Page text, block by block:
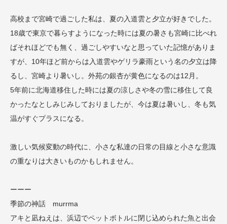
高校まで宮崎で過ごした私は、夏の入道雲と夕立が好きでした。
18歳で東京で暮らすようになった時には夏の暑さも宮崎に比べれ
ばそれほどでも無く、過ごしやすいなと思っていた記憶がありま
すが、10年ほど前からは入道雲やゲリラ豪雨という名の夕立は降
るし、宮崎より暑いし。外苑の銀杏が黄色になるのは12月。
5年前に北海道移住した時には夏の涼しさや冬の雪に移住して良
かったなとしみじみしておりましたが、今は夏は暑いし、冬も気
温がすぐプラスになる。
激しい気候変動の時代に、小さな私達の日常の目線と小さな意識
の重なりは大きいものかもしれません。
ーーー
季節の神話 murrma
アキと凪ねえは、浜辺でペットボトルに閉じ込められた魚と出会